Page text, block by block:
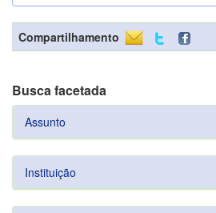
Compartilhamento
Busca facetada
Assunto
Instituição